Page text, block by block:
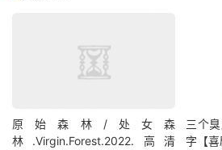
原始森林/处女森
林.Virgin.Forest.2022.高清
三个
字【喜